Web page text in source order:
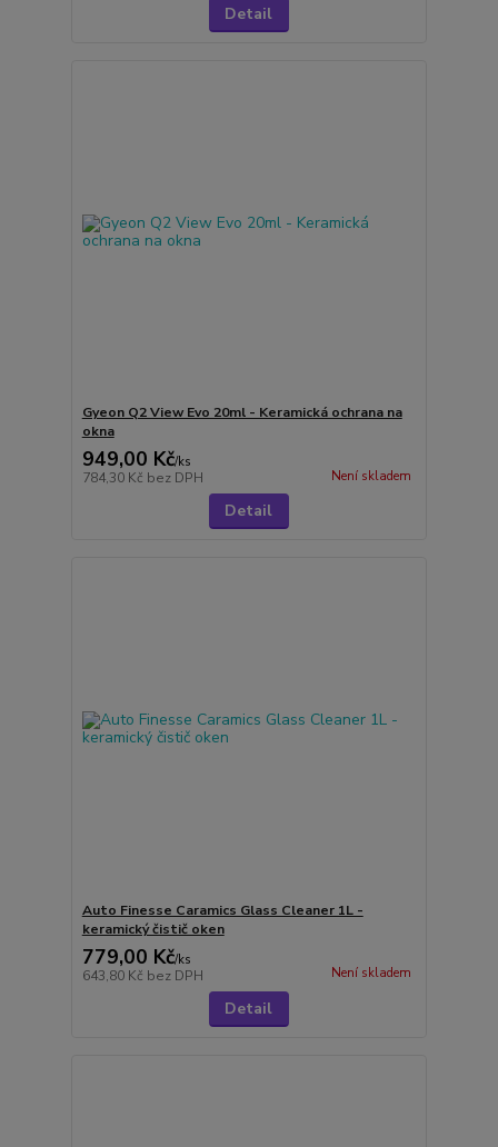
Detail
Gyeon Q2 View Evo 20ml - Keramická ochrana na
okna
949,00 Kč/ks
784,30 Kč bez DPH Není skladem
Detail
Auto Finesse Caramics Glass Cleaner 1L -
keramický čistič oken
779,00 Kč/ks
643,80 Kč bez DPH Není skladem
Detail